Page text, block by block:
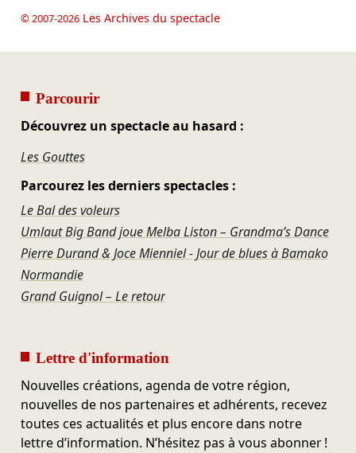
© 2007-2026Les Archives du spectacle
Parcourir
Découvrez un spectacle au hasard :
Les Gouttes
Parcourez les derniers spectacles :
Le Bal des voleurs
Umlaut Big Band joue Melba Liston – Grandma’s Dance
Pierre Durand & Joce Mienniel - Jour de blues à Bamako
Normandie
Grand Guignol – Le retour
Lettre d'information
Nouvelles créations, agenda de votre région,
nouvelles de nos partenaires et adhérents, recevez
toutes ces actualités et plus encore dans notre
lettre d’information. N’hésitez pas à vous abonner !